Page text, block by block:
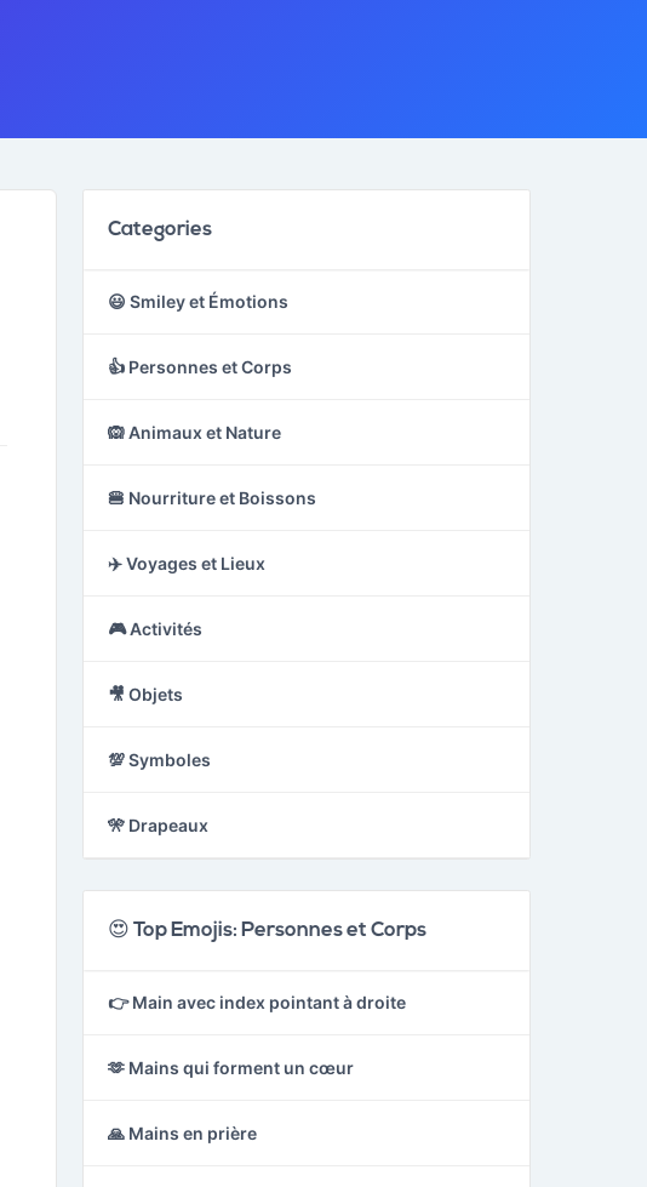
Categories
😃 Smiley et Émotions
👍 Personnes et Corps
🙉 Animaux et Nature
🍔 Nourriture et Boissons
✈️ Voyages et Lieux
🎮 Activités
🎥 Objets
💯 Symboles
🎌 Drapeaux
😍 Top Emojis: Personnes et Corps
👉 Main avec index pointant à droite
🫶 Mains qui forment un cœur
🙏 Mains en prière